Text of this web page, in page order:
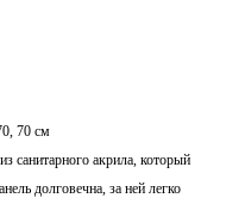
70 см
санитарного акрила, который
долговечна, за ней легко